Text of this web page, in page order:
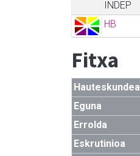
INDEP
HB
Fitxa
Hauteskundea
Eguna
Errolda
Eskrutinioa